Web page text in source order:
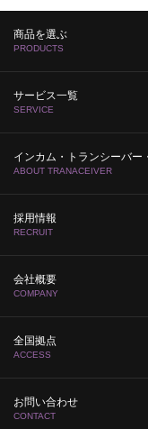
商品を選ぶ
PRODUCTS
サービス一覧
SERVICE
インカム・トランシーバー
ABOUT TRANACEIVER
採用情報
RECRUIT
会社概要
COMPANY
全国拠点
ACCESS
お問い合わせ
CONTACT